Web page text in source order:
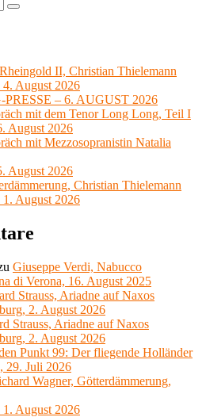
Suchen
II, Christian Thielemann
4. August 2026
– 6. AUGUST 2026
mit dem Tenor Long Long, Teil I
August 2026
mit Mezzosopranistin Natalia
August 2026
Christian Thielemann
1. August 2026
Giuseppe Verdi, Nabucco
di Verona, 16. August 2025
Strauss, Ariadne auf Naxos
2. August 2026
Strauss, Ariadne auf Naxos
2. August 2026
Punkt 99: Der fliegende Holländer
29. Juli 2026
Wagner, Götterdämmerung,
1. August 2026